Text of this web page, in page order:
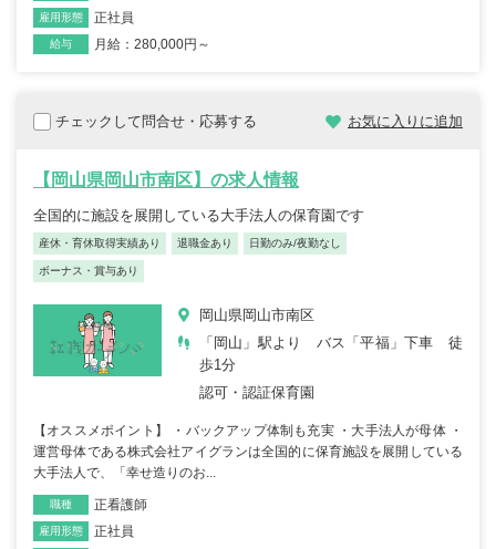
雇用形態 正社員
給与 月給：280,000円～
チェックして問合せ・応募する お気に入りに追加
【岡山県岡山市南区】の求人情報
全国的に施設を展開している大手法人の保育園です
産休・育休取得実績あり 退職金あり 日勤のみ/夜勤なし
ボーナス・賞与あり
岡山県岡山市南区
「岡山」駅より バス「平福」下車 徒
歩1分
認可・認証保育園
【オススメポイント】 ・バックアップ体制も充実 ・大手法人が母体 ・
運営母体である株式会社アイグランは全国的に保育施設を展開している
大手法人で、「幸せ造りのお...
職種 正看護師
雇用形態 正社員